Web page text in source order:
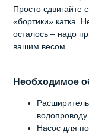
Просто сдвигайте
«бортики» катка.
осталось – надо
вашим весом.
Необходимое
водопроводу.
Насос для